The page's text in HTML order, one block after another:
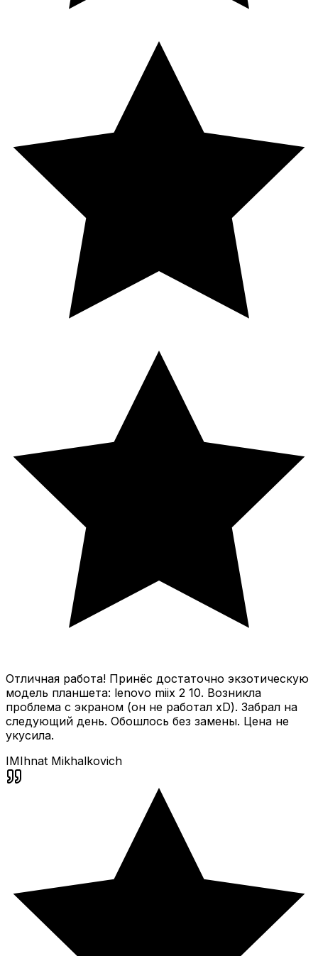
Отличная работа! Принёс достаточно экзотическую
модель планшета: lenovo miix 2 10. Возникла
проблема с экраном (он не работал xD). Забрал на
следующий день. Обошлось без замены. Цена не
укусила.
IMIhnat Mikhalkovich